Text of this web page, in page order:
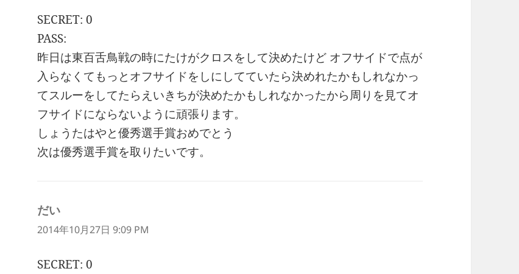
シ
ョ
ン
SECRET: 0
PASS:
昨日は東百舌鳥戦の時にたけがクロスをして決めたけど オフサイドで点が
入らなくてもっとオフサイドをしにしてていたら決めれたかもしれなかっ
てスルーをしてたらえいきちが決めたかもしれなかったから周りを見てオ
フサイドにならないように頑張ります。
しょうたはやと優秀選手賞おめでとう
次は優秀選手賞を取りたいです。
だい
り:
2014年10月27日 9:09 PM
SECRET: 0